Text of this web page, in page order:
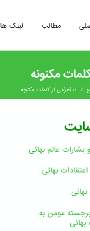
لینک ها مطالب
/ 5.فقراتی از کلمات مکنونه
بشارات عالم بهائى
بهائی
برجسته مومن به
بهائی